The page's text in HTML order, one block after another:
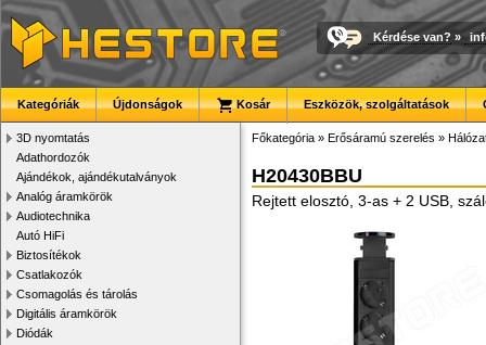
Kérdése van? »
Kategóriák Újdonságok Kosár Eszközök, szolgáltatások
3D nyomtatás
Adathordozók
Ajándékok, ajándékutalványok
Analóg áramkörök
Audiotechnika
Autó HiFi
Biztosítékok
Csatlakozók
Csomagolás és tárolás
Digitális áramkörök
Diódák
Főkategória » Erősáramú szerelés »
H20430BBU
Rejtett elosztó, 3-as + 2 USB,